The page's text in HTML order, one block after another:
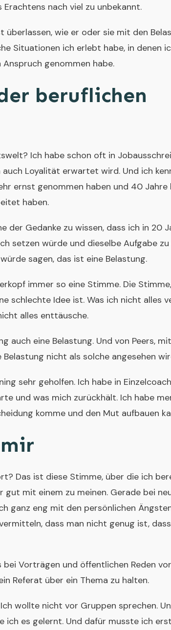
Erachtens nach viel zu unbekannt.
wie er oder sie mit den
Situationen ich erlebt habe, in denen
genommen habe.
beruflichen
Ich habe schon oft in
Loyalität erwartet wird. Und ich
ernst genommen haben und 40
haben.
der Gedanke zu wissen, dass ich in 20
setzen würde und dieselbe Aufgabe
sagen, das ist eine Belastung.
immer so eine Stimme. Die
schlechte Idee ist. Was ich nicht alles
alles enttäusche.
auch eine Belastung. Und von Peers,
Belastung nicht als solche angesehen
sehr geholfen. Ich habe in
und was mich zurückhält. Ich habe
komme und den Mut aufbauen
Das ist diese Stimme, über die ich
mit einem zu meinen. Gerade bei
ganz eng mit den persönlichen
dass man nicht genug ist,
Vorträgen und öffentlichen Reden
Referat über ein Thema zu halten.
wollte nicht vor Gruppen sprechen.
ich es gelernt. Und dafür musste ich